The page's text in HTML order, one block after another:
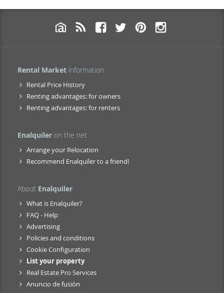
Rental Market information
Rental Price History
Renting advantages: for owners
Renting advantages: for renters
Enalquiler on the net
Arrange your Relocation
Recommend Enalquiler to a friend!
About Enalquiler
What is Enalquiler?
FAQ - Help
Advertising
Policies and conditions
Cookie Configuration
List your property
Real Estate Pro Services
Anuncio de fusión